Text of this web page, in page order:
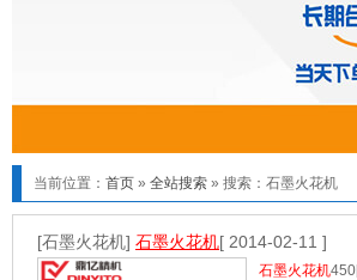
当前位置： 首页 » 全站搜索 » 搜索：石墨火花机
[石墨火花机] 石墨火花机[ 2014-02-11 ]
石墨火花机450